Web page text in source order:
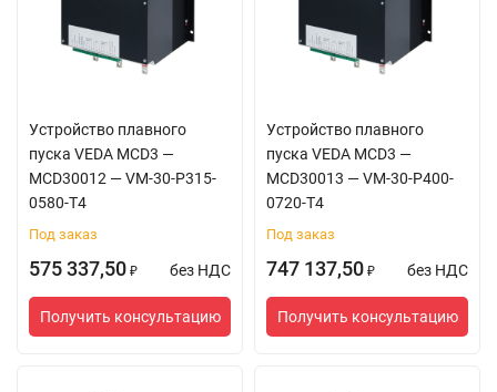
Устройство плавного
пуска VEDA MCD3 —
MCD30012 — VM-30-P315-
0580-T4
Под заказ
575 337,50 ₽ без НДС
Получить консультацию
Устройство плавного
пуска VEDA MCD3 —
MCD30013 — VM-30-P400-
0720-T4
Под заказ
747 137,50 ₽ без НДС
Получить консультацию